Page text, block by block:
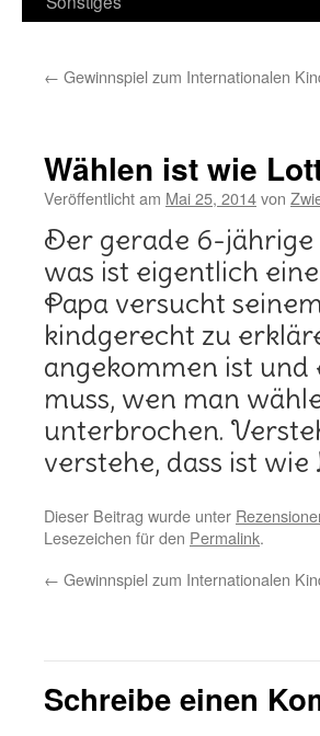
← Gewinnspiel zum Internationalen
Wählen ist wie
Veröffentlicht am Mai 25, 2014von
Der gerade 6-jährige
was ist eigentlich
Papa versucht
kindgerecht zu
angekommen ist
muss, wen man
unterbrochen.
verstehe, dass ist wie
Dieser Beitrag wurde unter
Lesezeichen für den Permalink.
← Gewinnspiel zum Internationalen
Schreibe einen